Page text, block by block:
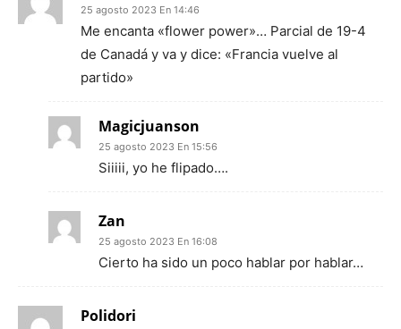
25 agosto 2023 En 14:46
Me encanta «flower power»… Parcial de 19-4
de Canadá y va y dice: «Francia vuelve al
partido»
Magicjuanson
25 agosto 2023 En 15:56
Siiiii, yo he flipado….
Zan
25 agosto 2023 En 16:08
Cierto ha sido un poco hablar por hablar…
Polidori